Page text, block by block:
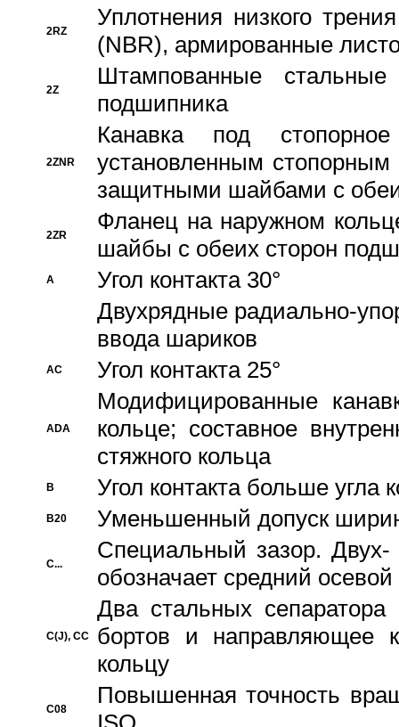
2RZ
Уплотнения низкого
(NBR), армированные
2Z
Штампованные
подшипника
2ZNR
Канавка под
установленным
защитными шайбами с
2ZR
Фланец на наружном
шайбы с обеих сторон
A
Угол контакта 30°
Двухрядные радиально-
ввода шариков
AC Угол контакта 25°
ADA
Модифицированные
кольце; составное
стяжного кольца
B Угол контакта больше угла
B20 Уменьшенный допуск
C...
Специальный зазор.
обозначает средний
C(J), CC
Два стальных сепаратора
бортов и направляющее
кольцу
C08
Повышенная точность